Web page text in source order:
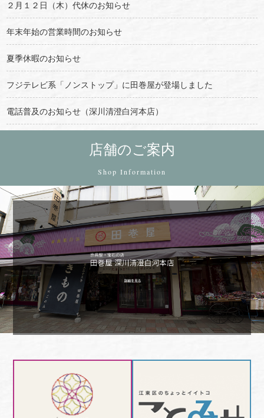
２月１２日（木）代休のお知らせ
年末年始の営業時間のお知らせ
夏季休暇のお知らせ
フジテレビ系「ノンストップ」に田巻屋が登場しました
電話普及のお知らせ（深川清澄白河本店）
店舗のご案内
Shop Information